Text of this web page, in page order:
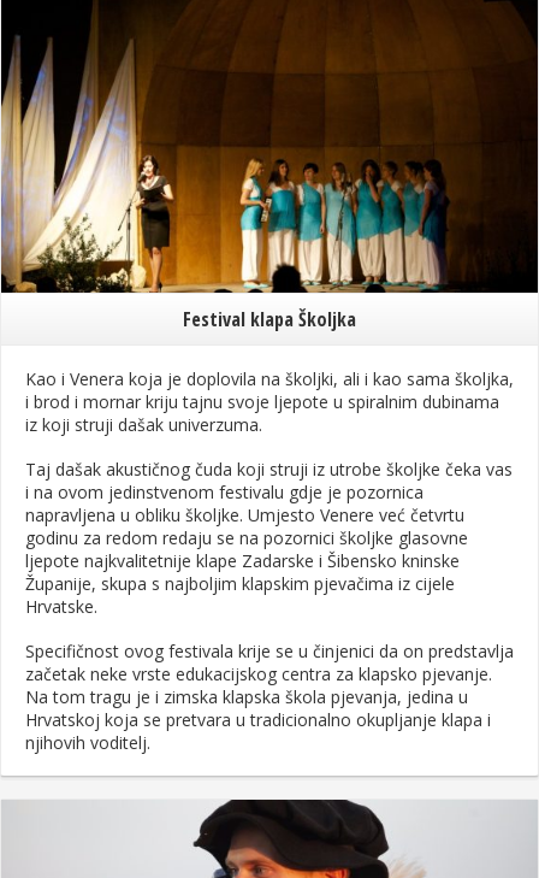
Festival klapa Školjka
Kao i Venera koja je doplovila na školjki, ali i kao sama školjka,
i brod i mornar kriju tajnu svoje ljepote u spiralnim dubinama
iz koji struji dašak univerzuma.
Taj dašak akustičnog čuda koji struji iz utrobe školjke čeka vas
i na ovom jedinstvenom festivalu gdje je pozornica
napravljena u obliku školjke. Umjesto Venere već četvrtu
godinu za redom redaju se na pozornici školjke glasovne
ljepote najkvalitetnije klape Zadarske i Šibensko kninske
Županije, skupa s najboljim klapskim pjevačima iz cijele
Hrvatske.
Specifičnost ovog festivala krije se u činjenici da on predstavlja
začetak neke vrste edukacijskog centra za klapsko pjevanje.
Na tom tragu je i zimska klapska škola pjevanja, jedina u
Hrvatskoj koja se pretvara u tradicionalno okupljanje klapa i
njihovih voditelj.